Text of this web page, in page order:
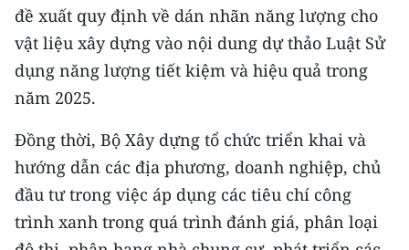
NHÂN DÂN HẰNG THÁNG
MUA BÁO
ĐỌC BÁO IN
ENGLISH
中文
đề xuất quy định về dán nhãn năng lượng cho
vật liệu xây dựng vào nội dung dự thảo Luật Sử
dụng năng lượng tiết kiệm và hiệu quả trong
năm 2025.
Đồng thời, Bộ Xây dựng tổ chức triển khai và
hướng dẫn các địa phương, doanh nghiệp, chủ
đầu tư trong việc áp dụng các tiêu chí công
trình xanh trong quá trình đánh giá, phân loại